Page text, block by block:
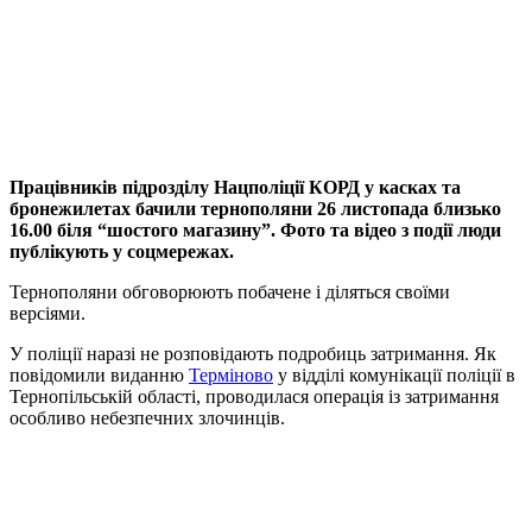
Працівників підрозділу Нацполіції КОРД у касках та
бронежилетах бачили тернополяни 26 листопада близько
16.00 біля “шостого магазину”. Фото та відео з події люди
публікують у соцмережах.
Тернополяни обговорюють побачене і діляться своїми
версіями.
У поліції наразі не розповідають подробиць затримання. Як
повідомили виданню Терміново у відділі комунікації поліції в
Тернопільській області, проводилася операція із затримання
особливо небезпечних злочинців.